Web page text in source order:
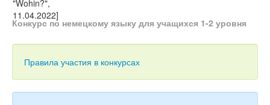
Конкурсы
Тесты
Конкурс по немецкому языку для учащихся 1-2 уровня
Правила участия в конкурсах